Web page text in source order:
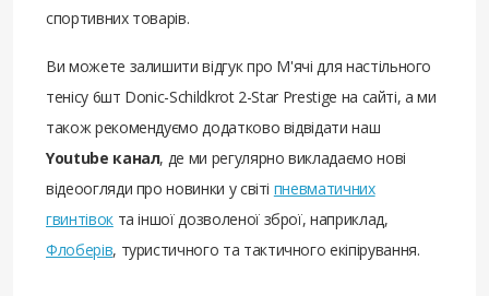
спортивних товарів.
Ви можете залишити відгук про М'ячі для настільного
тенісу 6шт Donic-Schildkrot 2-Star Prestige на сайті, а ми
також рекомендуємо додатково відвідати наш
Youtube канал, де ми регулярно викладаємо нові
відеоогляди про новинки у світі пневматичних
гвинтівокта іншої дозволеної зброї, наприклад,
Флоберів, туристичного та тактичного екіпірування.